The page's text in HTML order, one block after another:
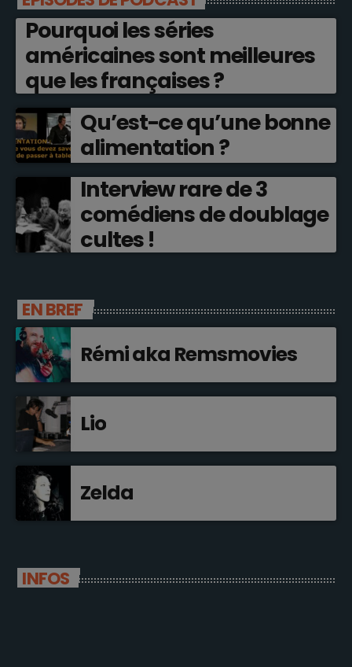
Pourquoi les séries
américaines sont meilleures
que les françaises ?
Qu’est-ce qu’une bonne
alimentation ?
Interview rare de 3
comédiens de doublage
cultes !
EN BREF
Rémi aka Remsmovies
Lio
Zelda
INFOS